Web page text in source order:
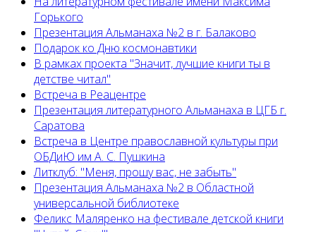
Горького
Презентация Альманаха №2 в г. Балаково
Подарок ко Дню космонавтики
В рамках проекта "Значит, лучшие книги ты в
детстве читал"
Встреча в Реацентре
Презентация литературного Альманаха в ЦГБ г.
Саратова
Встреча в Центре православной культуры при
ОБДиЮ им А. С. Пушкина
Литклуб: "Меня, прошу вас, не забыть"
Презентация Альманаха №2 в Областной
универсальной библиотеке
Феликс Маляренко на фестивале детской книги